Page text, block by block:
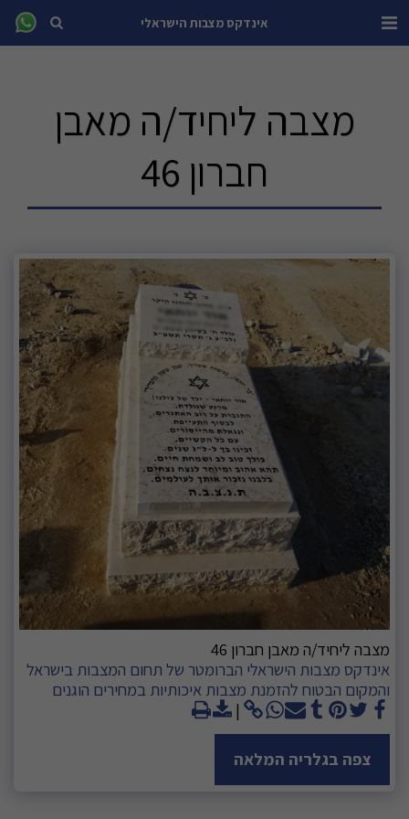
אינדקס מצבות הישראלי
מצבה ליחיד/ה מאבן
חברון 46
מצבה ליחיד/ה מאבן חברון 46
אינדקס מצבות הישראלי הברומטר של תחום המצבות בישראל
והמקום הבטוח להזמנת מצבות איכותיות במחירים הוגנים
צפה בגלריה המלאה